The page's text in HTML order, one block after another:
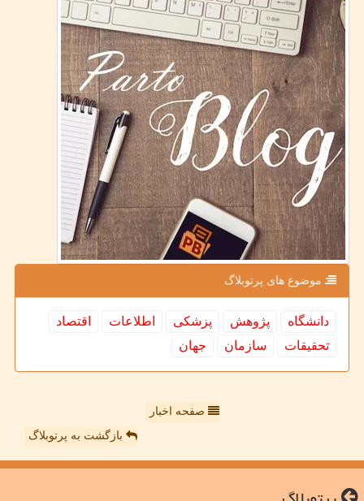
موضوع های پرتوبلاگ
دانشگاه پژوهش پزشكی اطلاعات
اقتصاد
تحقیقات
سازمان جهان
صفحه اخبار
بازگشت به پرتوبلاگ